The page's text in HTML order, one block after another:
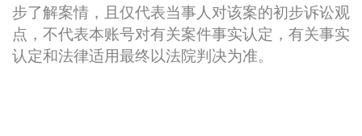
步了解案情，且仅代表当事人对该案的初步诉讼观
点，不代表本账号对有关案件事实认定，有关事实
认定和法律适用最终以法院判决为准。